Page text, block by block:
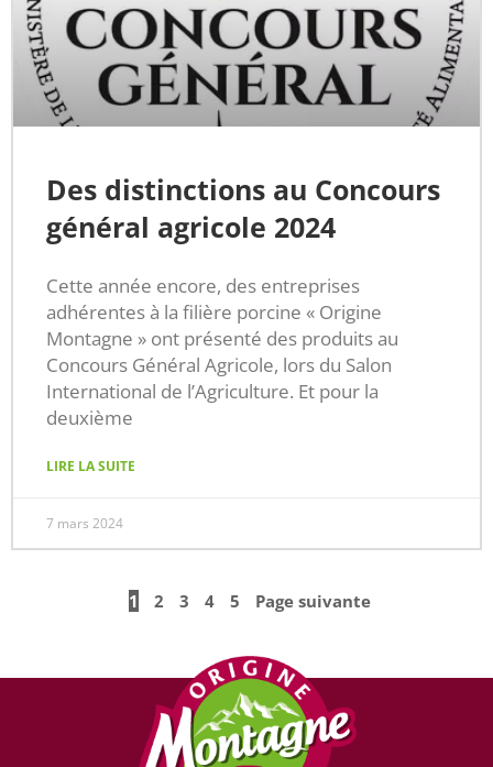
Des distinctions au Concours
général agricole 2024
Cette année encore, des entreprises
adhérentes à la filière porcine « Origine
Montagne » ont présenté des produits au
Concours Général Agricole, lors du Salon
International de l’Agriculture. Et pour la
deuxième
LIRE LA SUITE
7 mars 2024
1 2 3 4 5 Page suivante